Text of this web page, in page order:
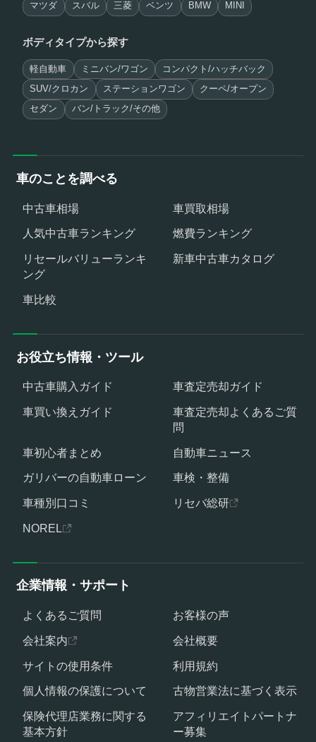
マツダ スバル 三菱 ベンツ BMW MINI
ボディタイプから探す
軽自動車 ミニバン/ワゴン コンパクト/ハッチバック
SUV/クロカン ステーションワゴン クーペ/オープン
セダン バン/トラック/その他
車のことを調べる
中古車相場
車買取相場
人気中古車ランキング
燃費ランキング
リセールバリューランキ
ング
新車中古車カタログ
車比較
お役立ち情報・ツール
中古車購入ガイド
車査定売却ガイド
車買い換えガイド
車査定売却よくあるご質
問
車初心者まとめ
自動車ニュース
ガリバーの自動車ローン
車検・整備
車種別口コミ
リセバ総研
NOREL
企業情報・サポート
よくあるご質問
お客様の声
会社案内
会社概要
サイトの使用条件
利用規約
個人情報の保護について
古物営業法に基づく表示
保険代理店業務に関する
基本方針
アフィリエイトパートナ
ー募集